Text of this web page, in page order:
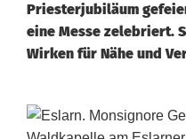
Priesterjubiläum
eine Messe zelebriert.
Wirken für Nähe und